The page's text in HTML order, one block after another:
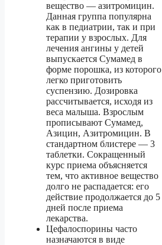
вещество — азитромицин.
Данная группа популярна
как в педиатрии, так и при
терапии у взрослых. Для
лечения ангины у детей
выпускается Сумамед в
форме порошка, из которого
легко приготовить
суспензию. Дозировка
рассчитывается, исходя из
веса малыша. Взрослым
прописывают Сумамед,
Азицин, Азитромицин. В
стандартном блистере — 3
таблетки. Сокращенный
курс приема объясняется
тем, что активное вещество
долго не распадается: его
действие продолжается до 5
дней после приема
лекарства.
Цефалоспорины часто
назначаются в виде